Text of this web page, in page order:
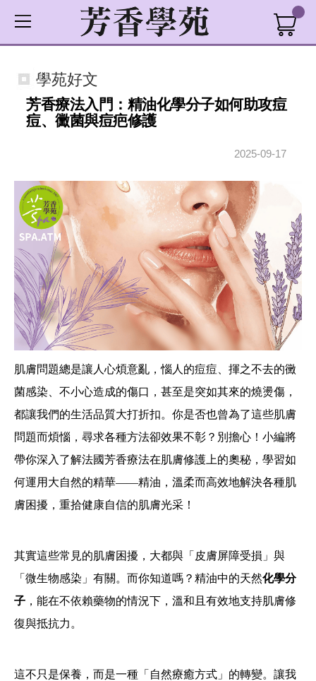
學苑好文
芳香療法入門：精油化學分子如何助攻痘
痘、黴菌與痘疤修護
2025-09-17
肌膚問題總是讓人心煩意亂，惱人的痘痘、揮之不去的黴
菌感染、不小心造成的傷口，甚至是突如其來的燒燙傷，
都讓我們的生活品質大打折扣。你是否也曾為了這些肌膚
問題而煩惱，尋求各種方法卻效果不彰？別擔心！小編將
帶你深入了解法國芳香療法在肌膚修護上的奧秘，學習如
何運用大自然的精華——精油，溫柔而高效地解決各種肌
膚困擾，重拾健康自信的肌膚光采！
其實這些常見的肌膚困擾，大都與「皮膚屏障受損」與
「微生物感染」有關。而你知道嗎？精油中的天然化學分
子 ，能在不依賴藥物的情況下，溫和且有效地支持肌膚修
復與抵抗力。
這不只是保養，而是一種「自然療癒方式」的轉變。讓我